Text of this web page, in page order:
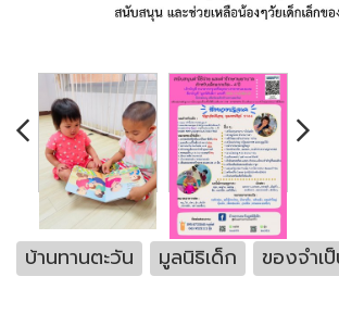
บ้านทานตะวัน มูลนิธิเด็ก ของจำเ